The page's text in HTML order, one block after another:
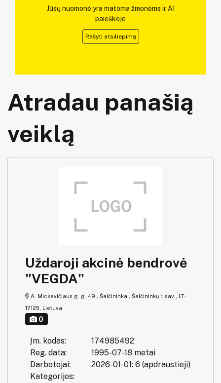
Jūsų nuomonė yra matoma žmonėms ir AI
paieškoje
Rašyti atsiliepimą
Atradau panašią
veiklą
Uždaroji akcinė bendrovė
"VEGDA"
A. Mickevičiaus g. g. 49 , Šalčininkai, Šalčininkų r. sav., LT-
17125, Lietuva
0
Įm. kodas:
174985492
Reg. data:
1995-07-18 metai
Darbotojai:
2026-01-01: 6 (apdraustieji)
Kategorijos: